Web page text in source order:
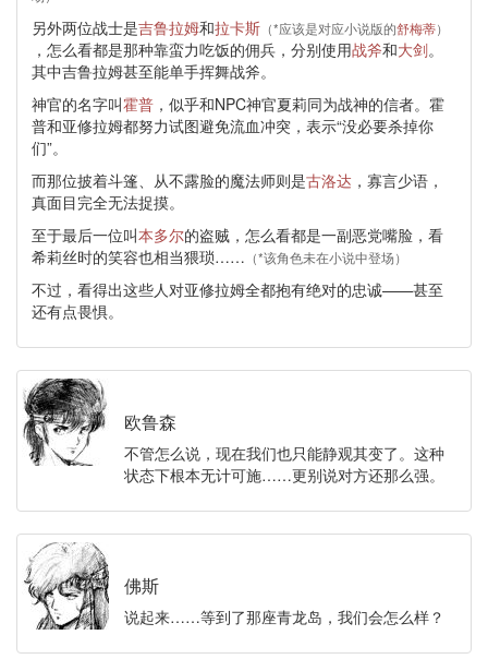
另外两位战士是吉鲁拉姆和拉卡斯 （*应该是对应小说版的舒梅蒂）
，怎么看都是那种靠蛮力吃饭的佣兵，分别使用战斧和大剑。
其中吉鲁拉姆甚至能单手挥舞战斧。
神官的名字叫霍普 ，似乎和NPC神官夏莉同为战神的信者。霍
普和亚修拉姆都努力试图避免流血冲突，表示“没必要杀掉你
们”。
而那位披着斗篷、从不露脸的魔法师则是古洛达 ，寡言少语，
真面目完全无法捉摸。
至于最后一位叫本多尔的盗贼，怎么看都是一副恶党嘴脸，看
希莉丝时的笑容也相当猥琐…… （*该角色未在小说中登场）
不过，看得出这些人对亚修拉姆全都抱有绝对的忠诚——甚至
还有点畏惧。
欧鲁森
不管怎么说，现在我们也只能静观其变了。这种
状态下根本无计可施……更别说对方还那么强。
佛斯
说起来……等到了那座青龙岛，我们会怎么样？